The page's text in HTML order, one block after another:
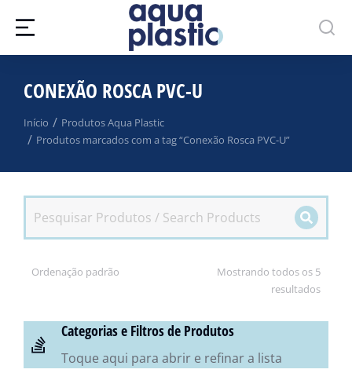
CONEXÃO ROSCA PVC-U
Você está aqui:
Início
Produtos Aqua Plastic
Produtos marcados com a tag “Conexão Rosca PVC-U”
Mostrando todos os 5
resultados
Categorias e Filtros de Produtos
Toque aqui para abrir e refinar a lista